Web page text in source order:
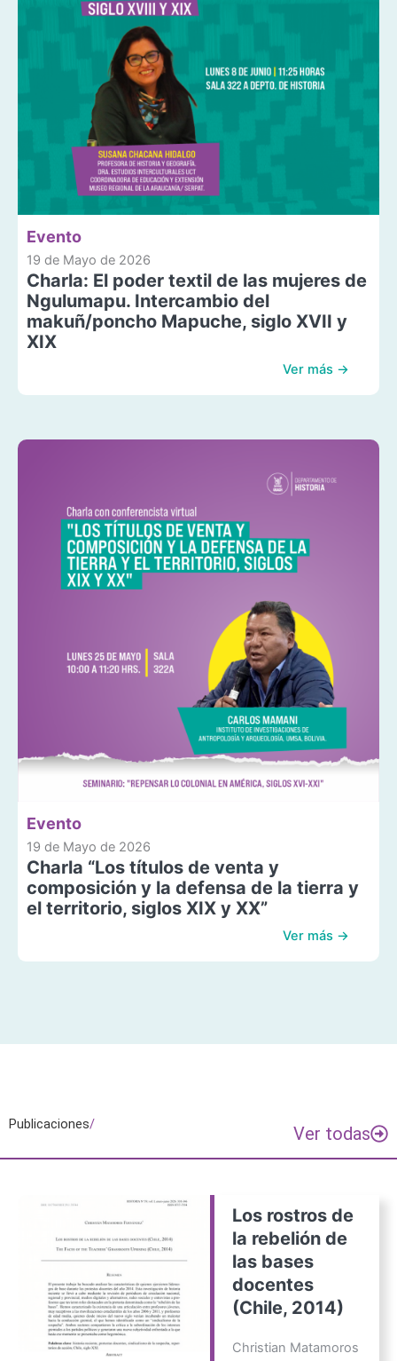
Evento
19 de Mayo de 2026
Charla: El poder textil de las mujeres de
Ngulumapu. Intercambio del
makuñ/poncho Mapuche, siglo XVII y
XIX
Ver más →
Evento
19 de Mayo de 2026
Charla “Los títulos de venta y
composición y la defensa de la tierra y
el territorio, siglos XIX y XX”
Ver más →
Publicaciones/ Ver todas
Los rostros de
la rebelión de
las bases
docentes
(Chile, 2014)
Christian Matamoros